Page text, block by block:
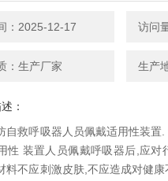
：2025-12-17 访问
：生产厂家 生产
：
自救呼吸器人员佩戴适用性装置
性 装置人员佩戴呼吸器后,应对
料不应刺激皮肤,不应造成对健